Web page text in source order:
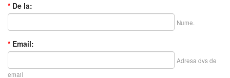
* De la:
Nume.
* Email:
Adresa dvs de
email